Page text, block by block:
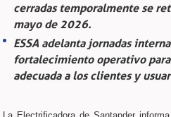
cerradas temporalmente se
mayo de 2026.
ESSA adelanta jornadas
fortalecimiento operativo
adecuada a los clientes y